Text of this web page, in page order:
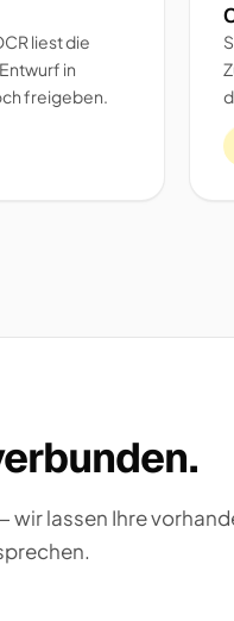
liest die
in
freigeben.
wir lassen Ihre